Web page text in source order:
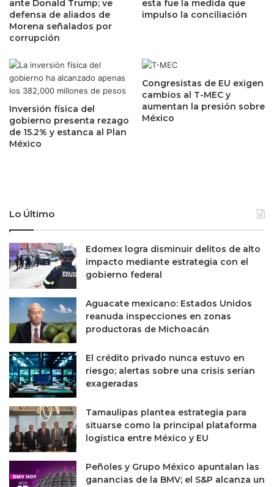
e
g
m
e
t
o
d
e
p
r
o
d
e
n
2
0
2
?
a
n
q
i
l
i
z
a
”
e
l
i
o
d
l
m
e
x
i
c
a
n
o
s
ante Donald Trump; ve
defensa de aliados de
Morena señalados por
corrupción
esta fue la medida que
impulso la conciliación
Inversión física del
gobierno presenta rezago
de 15.2% y estanca al Plan
México
Congresistas de EU exigen
cambios al T-MEC y
aumentan la presión sobre
México
Lo Último
Edomex logra disminuir delitos de alto
impacto mediante estrategia con el
gobierno federal
Aguacate mexicano: Estados Unidos
reanuda inspecciones en zonas
productoras de Michoacán
El crédito privado nunca estuvo en
riesgo; alertas sobre una crisis serían
exageradas
Tamaulipas plantea estrategia para
situarse como la principal plataforma
logística entre México y EU
Peñoles y Grupo México apuntalan las
ganancias de la BMV; el S&P alcanza un